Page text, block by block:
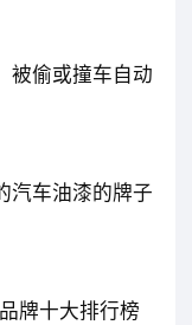
被偷或撞车自动
汽车油漆的牌子
牌十大排行榜